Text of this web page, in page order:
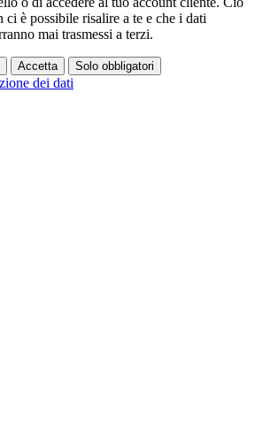
ci è possibile risalire a te e che i dati
mai trasmessi a terzi.
Accetta Solo obbligatori
dei dati